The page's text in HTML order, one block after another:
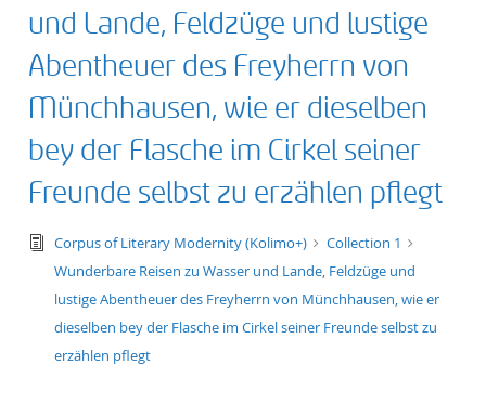
und Lande, Feldzüge und lustige
Abentheuer des Freyherrn von
Münchhausen, wie er dieselben
bey der Flasche im Cirkel seiner
Freunde selbst zu erzählen pflegt
text/tg.edition+tg.aggregation+xml
Corpus of Literary Modernity (Kolimo+)
Collection 1
Wunderbare Reisen zu Wasser und Lande, Feldzüge und
lustige Abentheuer des Freyherrn von Münchhausen, wie er
dieselben bey der Flasche im Cirkel seiner Freunde selbst zu
erzählen pflegt